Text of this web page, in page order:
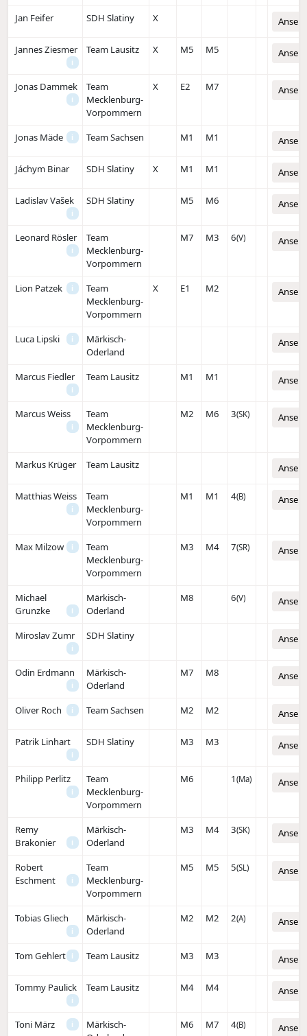
Jan Feifer SDH Slatiny X
Jannes Ziesmer
i
Team Lausitz X M5 M5
Jonas Dammek
i
Team
Mecklenburg-
Vorpommern
X E2 M7
Jonas Mäde i Team Sachsen M1 M1
Jáchym Binar SDH Slatiny X M1 M1
Ladislav Vašek
i
SDH Slatiny M5 M6
Leonard Rösler
i
Team
Mecklenburg-
Vorpommern
M7 M3 6(V)
Lion Patzek i
Team
Mecklenburg-
Vorpommern
X E1 M2
Luca Lipski i
Märkisch-
Oderland
Marcus Fiedler
i
Team Lausitz M1 M1
Marcus Weiss
i
Team
Mecklenburg-
Vorpommern
M2 M6 3(SK)
Markus Krüger Team Lausitz
Matthias Weiss
i
Team
Mecklenburg-
Vorpommern
M1 M1 4(B)
Max Milzow i
Team
Mecklenburg-
Vorpommern
M3 M4 7(SR)
Michael
Grunzke
i
Märkisch-
Oderland
M8 6(V)
Miroslav Zumr
i
SDH Slatiny
Odin Erdmann
i
Märkisch-
Oderland
M7 M8
Oliver Roch i Team Sachsen M2 M2
Patrik Linhart
i
SDH Slatiny M3 M3
Philipp Perlitz
i
Team
Mecklenburg-
Vorpommern
M6 1(Ma)
Remy
Brakonier
i
Märkisch-
Oderland
M3 M4 3(SK)
Robert
Eschment
i
Team
Mecklenburg-
Vorpommern
M5 M5 5(SL)
Tobias Gliech
i
Märkisch-
Oderland
M2 M2 2(A)
Tom Gehlert i Team Lausitz M3 M3
Tommy Paulick
i
Team Lausitz M4 M4
Toni März i
Märkisch-
M6 M7 4(B)